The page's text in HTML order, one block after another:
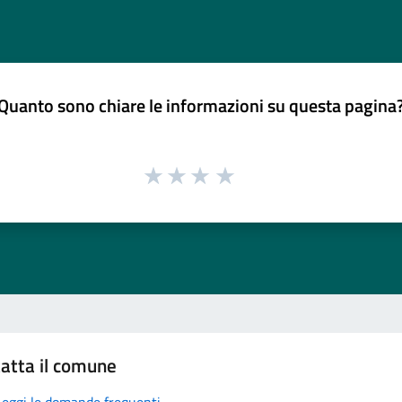
sono chiare le informazioni su questa
il comune